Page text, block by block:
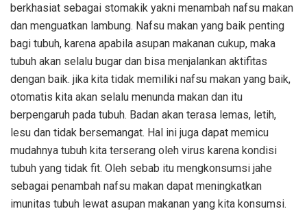
berkhasiat sebagai stomakik yakni menambah nafsu makan
dan menguatkan lambung. Nafsu makan yang baik penting
bagi tubuh, karena apabila asupan makanan cukup, maka
tubuh akan selalu bugar dan bisa menjalankan aktifitas
dengan baik. jika kita tidak memiliki nafsu makan yang baik,
otomatis kita akan selalu menunda makan dan itu
berpengaruh pada tubuh. Badan akan terasa lemas, letih,
lesu dan tidak bersemangat. Hal ini juga dapat memicu
mudahnya tubuh kita terserang oleh virus karena kondisi
tubuh yang tidak fit. Oleh sebab itu mengkonsumsi jahe
sebagai penambah nafsu makan dapat meningkatkan
imunitas tubuh lewat asupan makanan yang kita konsumsi.